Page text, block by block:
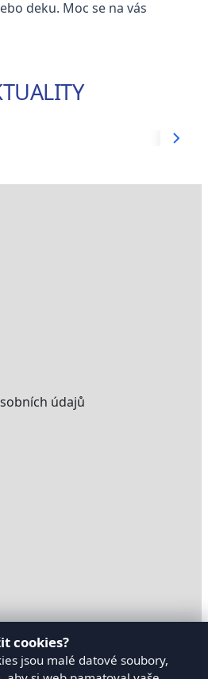
deku. Moc se na vás
cookies?
jsou malé datové soubory,
údajů